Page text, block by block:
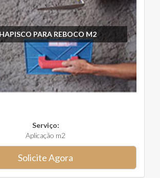
PARA REBOCO M2
Serviço:
Aplicação m2
Solicite Agora